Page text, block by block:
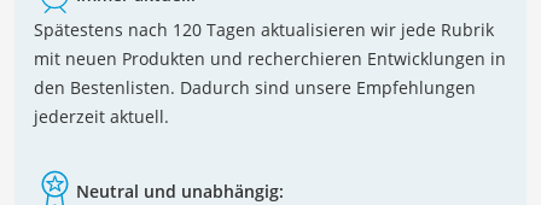
Spätestens nach 120 Tagen aktualisieren wir jede Rubrik
mit neuen Produkten und recherchieren Entwicklungen in
den Bestenlisten. Dadurch sind unsere Empfehlungen
jederzeit aktuell.
Neutral und unabhängig: